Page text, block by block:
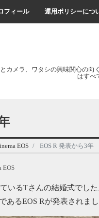
フィール 運用ポリシーにつ
カメラ、ワタシの興味関心の
はすべ
EOS EOS R 発表から3年
EOS
いるTさんの結婚式でし
あるEOS Rが発表されまし